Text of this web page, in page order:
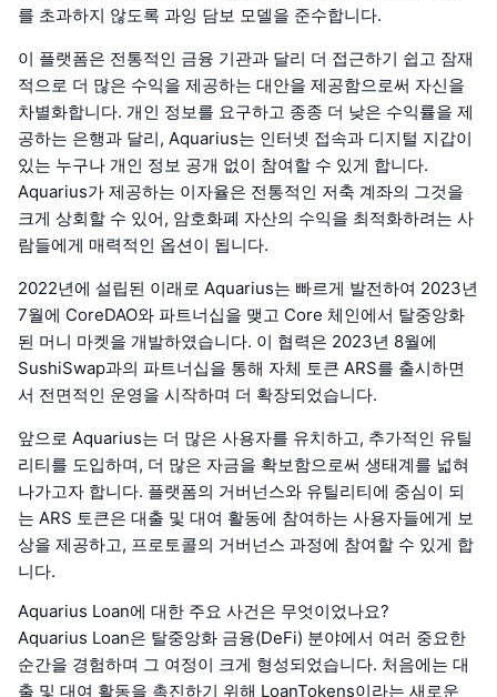
를 초과하지 않도록 과잉 담보 모델을 준수합니다.
이 플랫폼은 전통적인 금융 기관과 달리 더 접근하기 쉽고 잠재
적으로 더 많은 수익을 제공하는 대안을 제공함으로써 자신을
차별화합니다. 개인 정보를 요구하고 종종 더 낮은 수익률을 제
공하는 은행과 달리, Aquarius는 인터넷 접속과 디지털 지갑이
있는 누구나 개인 정보 공개 없이 참여할 수 있게 합니다.
Aquarius가 제공하는 이자율은 전통적인 저축 계좌의 그것을
크게 상회할 수 있어, 암호화폐 자산의 수익을 최적화하려는 사
람들에게 매력적인 옵션이 됩니다.
2022년에 설립된 이래로 Aquarius는 빠르게 발전하여 2023년
7월에 CoreDAO와 파트너십을 맺고 Core 체인에서 탈중앙화
된 머니 마켓을 개발하였습니다. 이 협력은 2023년 8월에
SushiSwap과의 파트너십을 통해 자체 토큰 ARS를 출시하면
서 전면적인 운영을 시작하며 더 확장되었습니다.
앞으로 Aquarius는 더 많은 사용자를 유치하고, 추가적인 유틸
리티를 도입하며, 더 많은 자금을 확보함으로써 생태계를 넓혀
나가고자 합니다. 플랫폼의 거버넌스와 유틸리티에 중심이 되
는 ARS 토큰은 대출 및 대여 활동에 참여하는 사용자들에게 보
상을 제공하고, 프로토콜의 거버넌스 과정에 참여할 수 있게 합
니다.
Aquarius Loan에 대한 주요 사건은 무엇이었나요?
Aquarius Loan은 탈중앙화 금융(DeFi) 분야에서 여러 중요한
순간을 경험하며 그 여정이 크게 형성되었습니다. 처음에는 대
출 및 대여 활동을 촉진하기 위해 LoanTokens이라는 새로운